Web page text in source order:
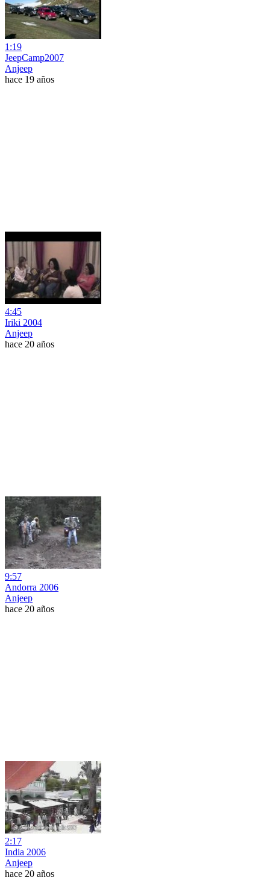
1:19
JeepCamp2007
Anjeep
hace 19 años
4:45
Iriki 2004
Anjeep
hace 20 años
9:57
Andorra 2006
Anjeep
hace 20 años
2:17
India 2006
Anjeep
hace 20 años